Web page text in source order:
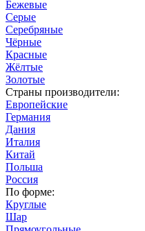
Бежевые
Серые
Серебряные
Чёрные
Красные
Жёлтые
Золотые
Страны производители:
Европейские
Германия
Дания
Италия
Китай
Польша
Россия
По форме:
Круглые
Шар